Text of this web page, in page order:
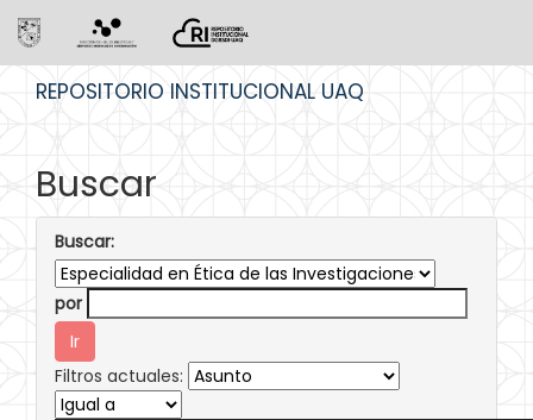
REPOSITORIO INSTITUCIONAL UAQ
Buscar
Buscar:
por
Filtros actuales: